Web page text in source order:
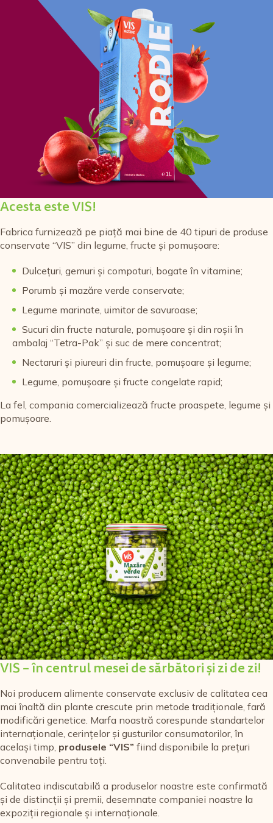
Acesta este VIS!
Fabrica furnizează pe piață mai bine de 40 tipuri de produse
conservate “VIS” din legume, fructe și pomușoare:
Dulcețuri, gemuri și compoturi, bogate în vitamine;
Porumb și mazăre verde conservate;
Legume marinate, uimitor de savuroase;
Sucuri din fructe naturale, pomușoare și din roșii în
ambalaj “Tetra-Pak” și suc de mere concentrat;
Nectaruri și piureuri din fructe, pomușoare și legume;
Legume, pomușoare și fructe congelate rapid;
La fel, compania comercializează fructe proaspete, legume și
pomușoare.
VIS – în centrul mesei de sărbători și zi de zi!
Noi producem alimente conservate exclusiv de calitatea cea
mai înaltă din plante crescute prin metode tradiționale, fară
modificări genetice. Marfa noastră corespunde standartelor
internaționale, cerințelor și gusturilor consumatorilor, în
același timp, produsele “VIS” fiind disponibile la prețuri
convenabile pentru toți.
Calitatea indiscutabilă a produselor noastre este confirmată
și de distincții și premii, desemnate companiei noastre la
expoziții regionale și internaționale.